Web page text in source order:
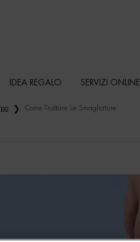
IDEA REGALO SERVIZI ONLINE
Come Trattare Le Smagliature